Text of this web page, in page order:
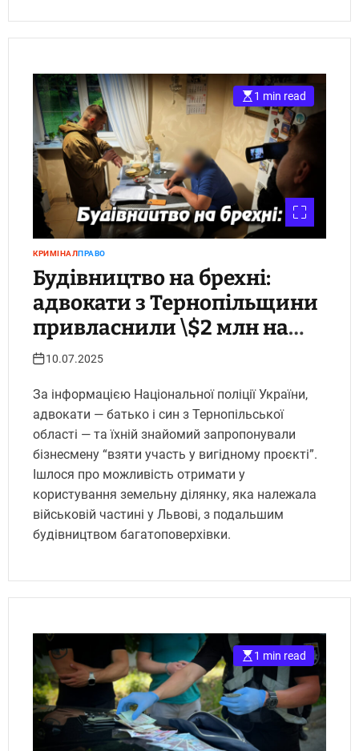
1 min read
КРИМІНАЛПРАВО
Будівництво на брехні:
адвокати з Тернопільщини
привласнили \$2 млн на
схемі із землею військової
10.07.2025
За інформацією Національної поліції України,
адвокати — батько і син з Тернопільської
області — та їхній знайомий запропонували
бізнесмену “взяти участь у вигідному проєкті”.
Ішлося про можливість отримати у
користування земельну ділянку, яка належала
військовій частині у Львові, з подальшим
будівництвом багатоповерхівки.
1 min read